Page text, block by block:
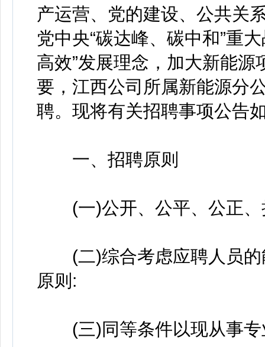
产运营、党的建设、公共关
党中央“碳达峰、碳中和”重
高效”发展理念，加大新能
要，江西公司所属新能源分
聘。现将有关招聘事项公告
一、招聘原则
(一)公开、公平、公正、
(二)综合考虑应聘人员的
原则:
(三)同等条件以现从事专